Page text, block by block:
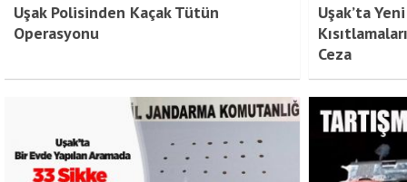
Uşak Polisinden Kaçak Tütün
Operasyonu
Uşak’ta
Ceza